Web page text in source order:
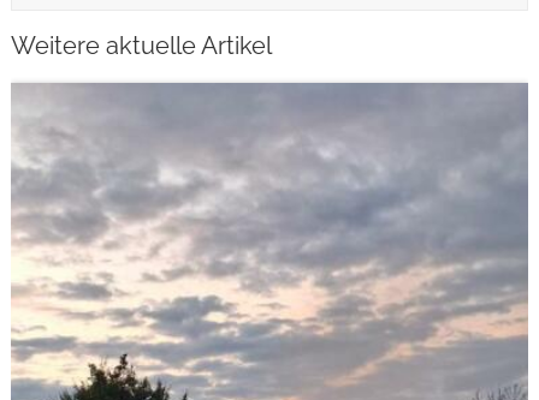
Weitere aktuelle Artikel